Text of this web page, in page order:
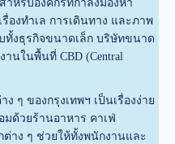
ำหรับองค์กรที่กำลังมองหา
องทำเล การเดินทาง และภาพ
ทั้งธุรกิจขนาดเล็ก บริษัทขนาด
านในพื้นที่ CBD (Central
ๆ ของกรุงเทพฯ เป็นเรื่องง่าย
ด้วยร้านอาหาร คาเฟ่
าง ๆ ช่วยให้ทั้งพนักงานและ